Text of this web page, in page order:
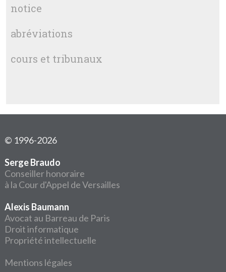
notice
abréviations
cours et tribunaux
© 1996-2026
Serge Braudo
Conseiller honoraire
à la Cour d'Appel de Versailles
Alexis Baumann
Avocat au Barreau de Paris
Droit informatique
Propriété intellectuelle
Mentions légales